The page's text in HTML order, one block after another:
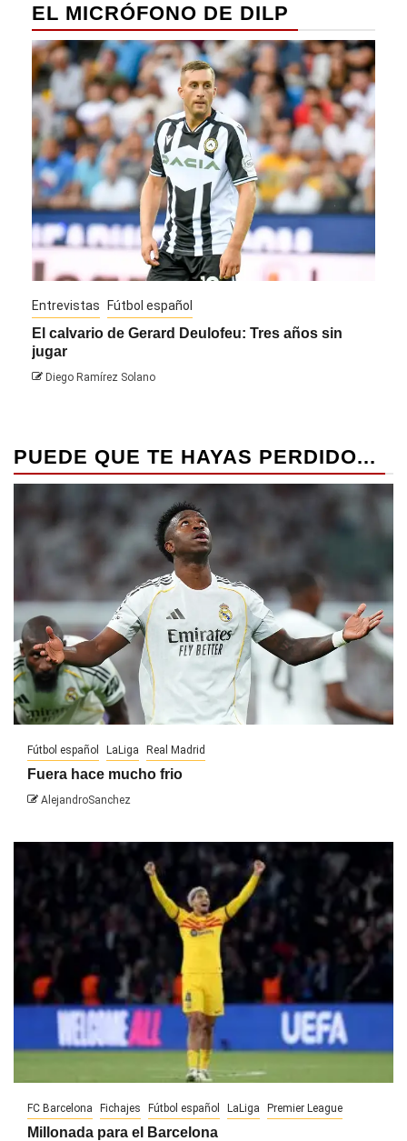
EL MICRÓFONO DE DILP
Entrevistas Fútbol español
El calvario de Gerard Deulofeu: Tres años sin
jugar
Diego Ramírez Solano
PUEDE QUE TE HAYAS PERDIDO...
Fútbol español LaLiga Real Madrid
Fuera hace mucho frio
AlejandroSanchez
FC Barcelona Fichajes Fútbol español LaLiga Premier League
Millonada para el Barcelona